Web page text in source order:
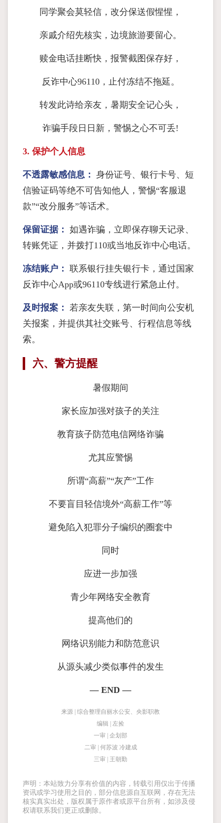
同学聚会莫轻信，改分保送假惺惺，
亲戚介绍先核实，边境旅游要留心。
赎金电话挂断快，报警截图保存好，
反诈中心96110，止付冻结不拖延。
转发此诗给亲友，暑期安全记心头，
诈骗手段日日新，警惕之心不可丢!
3. 保护个人信息
不透露敏感信息： 身份证号、银行卡号、短
信验证码等绝不可告知他人，警惕“客服退
款”“改分服务”等话术。
保留证据： 如遇诈骗，立即保存聊天记录、
转账凭证，并拨打110或当地反诈中心电话。
冻结账户： 联系银行挂失银行卡，通过国家
反诈中心App或96110专线进行紧急止付。
及时报案： 若亲友失联，第一时间向公安机
关报案，并提供其社交账号、行程信息等线
索。
六、警方提醒
暑假期间
家长应加强对孩子的关注
教育孩子防范电信网络诈骗
尤其应警惕
所谓“高薪”“灰产”工作
不要盲目轻信境外“高薪工作”等
避免陷入犯罪分子编织的圈套中
同时
应进一步加强
青少年网络安全教育
提高他们的
网络识别能力和防范意识
从源头减少类似事件的发生
— END —
来源 | 综合整理自丽水公安、央影职教
编辑 | 左捡
一审 | 企划部
二审 | 何苏波 冷建成
三审 | 王朝勤
声明：本站致力分享有价值的内容，转载引用仅出于传播
资讯或学习使用之目的，部分信息源自互联网，存在无法
核实真实出处，版权属于原作者或原平台所有，如涉及侵
权请联系我们更正或删除。